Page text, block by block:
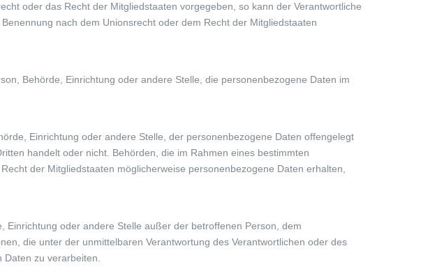
oder das Recht der Mitgliedstaaten vorgegeben, so kann der Verantwortliche
nach dem Unionsrecht oder dem Recht der Mitgliedstaaten
Behörde, Einrichtung oder andere Stelle, die personenbezogene Daten im
Einrichtung oder andere Stelle, der personenbezogene Daten offengelegt
handelt oder nicht. Behörden, die im Rahmen eines bestimmten
der Mitgliedstaaten möglicherweise personenbezogene Daten erhalten,
Einrichtung oder andere Stelle außer der betroffenen Person, dem
die unter der unmittelbaren Verantwortung des Verantwortlichen oder des
Daten zu verarbeiten.